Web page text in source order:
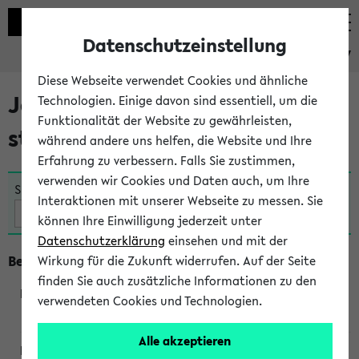
eKVV
Jetzt und in Kürze
stattfindende Veranstaltungen
Suche:
Beginn um 10 Uhr
Datenschutzeinstellung
Diese Webseite verwendet Cookies und ähnliche
Technologien. Einige davon sind essentiell, um die
Funktionalität der Website zu gewährleisten,
während andere uns helfen, die Website und Ihre
Erfahrung zu verbessern. Falls Sie zustimmen,
verwenden wir Cookies und Daten auch, um Ihre
Interaktionen mit unserer Webseite zu messen. Sie
können Ihre Einwilligung jederzeit unter
Datenschutzerklärung einsehen und mit der
Wirkung für die Zukunft widerrufen. Auf der Seite
finden Sie auch zusätzliche Informationen zu den
verwendeten Cookies und Technologien.
Alle akzeptieren